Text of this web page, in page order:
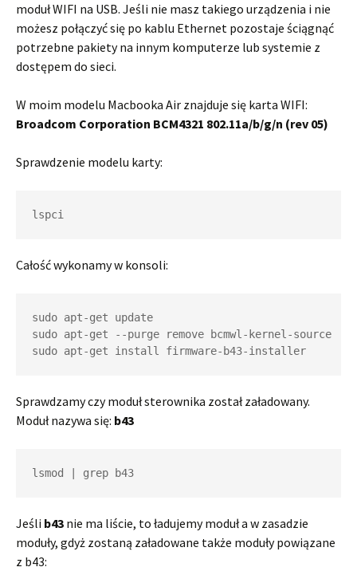
moduł WIFI na USB. Jeśli nie masz takiego urządzenia i nie
możesz połączyć się po kablu Ethernet pozostaje ściągnąć
potrzebne pakiety na innym komputerze lub systemie z
dostępem do sieci.
W moim modelu Macbooka Air znajduje się karta WIFI:
Broadcom Corporation BCM4321 802.11a/b/g/n (rev 05)
Sprawdzenie modelu karty:
lspci
Całość wykonamy w konsoli:
sudo apt-get update
sudo apt-get --purge remove bcmwl-kernel-source
sudo apt-get install firmware-b43-installer
Sprawdzamy czy moduł sterownika został załadowany.
Moduł nazywa się: b43
lsmod | grep b43
Jeśli b43 nie ma liście, to ładujemy moduł a w zasadzie
moduły, gdyż zostaną załadowane także moduły powiązane
z b43: